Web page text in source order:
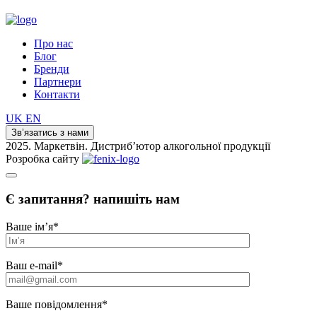
Про нас
Блог
Бренди
Партнери
Контакти
UK EN
Зв’язатись з нами
2025. Маркетвін. Дистриб’ютор алкогольної продукції
Розробка сайту
Є запитання? напишіть нам
Ваше ім’я*
Ваш e-mail*
Ваше повідомлення*